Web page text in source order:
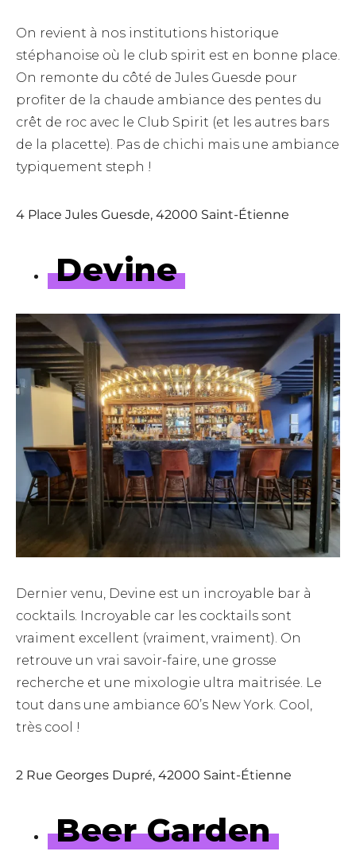
On revient à nos institutions historique
stéphanoise où le club spirit est en bonne place.
On remonte du côté de Jules Guesde pour
profiter de la chaude ambiance des pentes du
crêt de roc avec le Club Spirit (et les autres bars
de la placette). Pas de chichi mais une ambiance
typiquement steph !
4 Place Jules Guesde, 42000 Saint-Étienne
Devine
Dernier venu, Devine est un incroyable bar à
cocktails. Incroyable car les cocktails sont
vraiment excellent (vraiment, vraiment). On
retrouve un vrai savoir-faire, une grosse
recherche et une mixologie ultra maitrisée. Le
tout dans une ambiance 60’s New York. Cool,
très cool !
2 Rue Georges Dupré, 42000 Saint-Étienne
Beer Garden